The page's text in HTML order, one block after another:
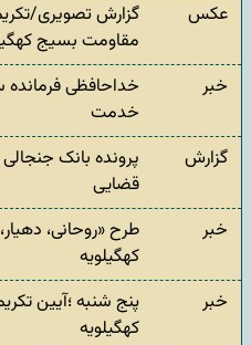
عکس
گزارش تصویری/
مقاومت بسیج
خبر
خدمت
گزارش
پرونده بانک
قضایی
خبر
طرح «روحانی،
کهگیلویه
خبر
پنج شنبه ؛آیین
کهگیلویه